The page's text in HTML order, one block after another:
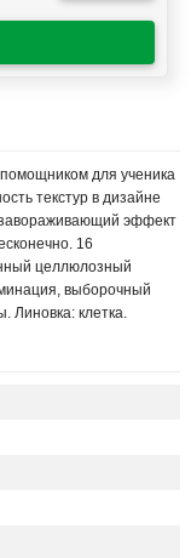
для ученика
текстур в дизайне
эффект
16
целлюлозный
выборочный
Линовка: клетка.